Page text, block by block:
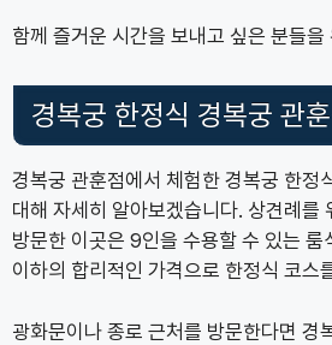
함께 즐거운 시간을 보내고 싶은 분들
경복궁 한정식 경복궁 관
경복궁 관훈점에서 체험한 경복궁 한정
대해 자세히 알아보겠습니다. 상견례를
방문한 이곳은 9인을 수용할 수 있는 룸
이하의 합리적인 가격으로 한정식 코스
광화문이나 종로 근처를 방문한다면 경